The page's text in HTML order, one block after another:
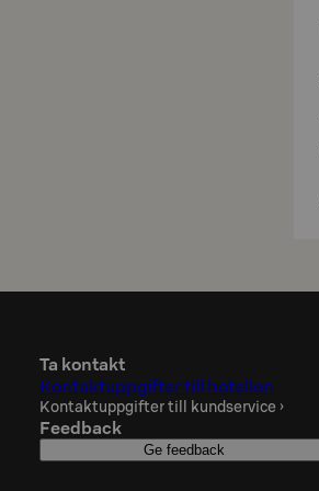
Ta kontakt
Kontaktuppgifter till hotellen
Kontaktuppgifter till kundservice ›
Feedback
Ge feedback